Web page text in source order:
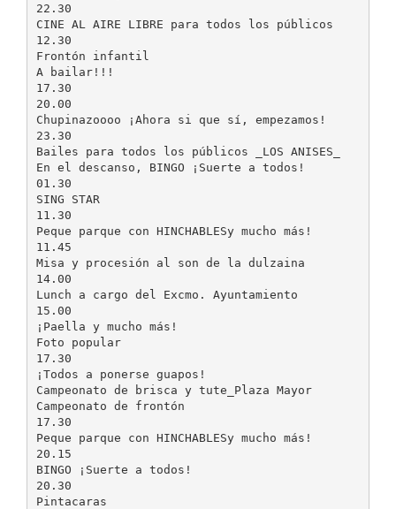
22.30
CINE AL AIRE LIBRE para todos los públicos
12.30
Frontón infantil
A bailar!!!
17.30
20.00
Chupinazoooo ¡Ahora si que sí, empezamos!
23.30
Bailes para todos los públicos _LOS ANISES_
En el descanso, BINGO ¡Suerte a todos!
01.30
SING STAR
11.30
Peque parque con HINCHABLESy mucho más!
11.45
Misa y procesión al son de la dulzaina
14.00
Lunch a cargo del Excmo. Ayuntamiento
15.00
¡Paella y mucho más!
Foto popular
17.30
¡Todos a ponerse guapos!
Campeonato de brisca y tute_Plaza Mayor
Campeonato de frontón
17.30
Peque parque con HINCHABLESy mucho más!
20.15
BINGO ¡Suerte a todos!
20.30
Pintacaras